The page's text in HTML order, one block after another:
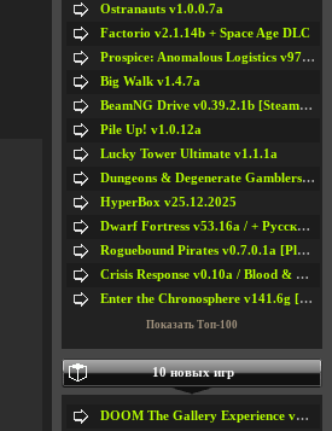
Ostranauts v1.0.0.7a
Factorio v2.1.14b + Space Age DLC
Prospice: Anomalous Logistics v97 [Playtest]
Big Walk v1.4.7a
BeamNG Drive v0.39.2.1b [Steam Early Access]
Pile Up! v1.0.12a
Lucky Tower Ultimate v1.1.1a
Dungeons & Degenerate Gamblers v2.0.2a
HyperBox v25.12.2025
Dwarf Fortress v53.16a / + Русская Версия v50.12a
Roguebound Pirates v0.7.0.1a [Playtest]
Crisis Response v0.10a / Blood & Bullet
Enter the Chronosphere v141.6g [Steam Early Access]
Показать Топ-100
10 новых игр
DOOM The Gallery Experience v1.4.2